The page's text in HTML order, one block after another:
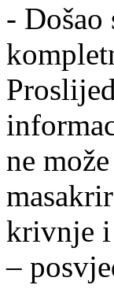
- Došao
ne
krivnje i
–